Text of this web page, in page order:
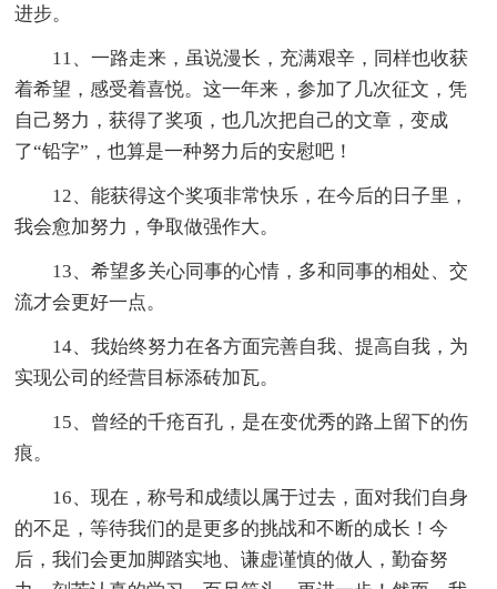
进步。
11、一路走来，虽说漫长，充满艰辛，同样也收获
着希望，感受着喜悦。这一年来，参加了几次征文，凭
自己努力，获得了奖项，也几次把自己的文章，变成
了“铅字”，也算是一种努力后的安慰吧！
12、能获得这个奖项非常快乐，在今后的日子里，
我会愈加努力，争取做强作大。
13、希望多关心同事的心情，多和同事的相处、交
流才会更好一点。
14、我始终努力在各方面完善自我、提高自我，为
实现公司的经营目标添砖加瓦。
15、曾经的千疮百孔，是在变优秀的路上留下的伤
痕。
16、现在，称号和成绩以属于过去，面对我们自身
的不足，等待我们的是更多的挑战和不断的成长！今
后，我们会更加脚踏实地、谦虚谨慎的做人，勤奋努